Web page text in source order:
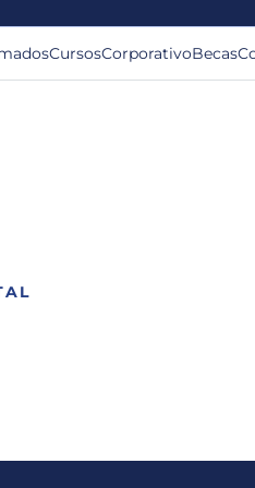
CursosCorporativoBecas